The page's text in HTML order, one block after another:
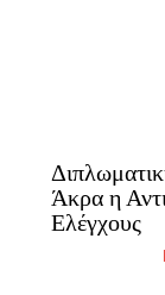
Άκρα η
Ελέγχους